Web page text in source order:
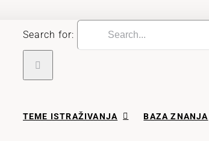
Search for:
TEME ISTRAŽIVANJA BAZA ZNANJA